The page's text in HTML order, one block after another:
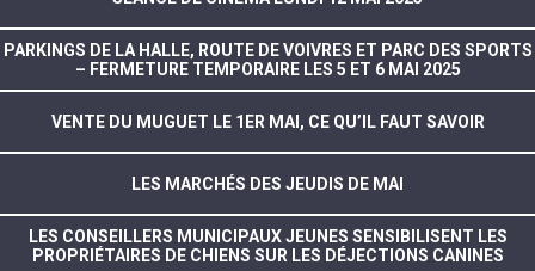
PARKINGS DE LA HALLE, ROUTE DE VOIVRES ET PARC DES SPORTS
– FERMETURE TEMPORAIRE LES 5 ET 6 MAI 2025
VENTE DU MUGUET LE 1ER MAI, CE QU’IL FAUT SAVOIR
LES MARCHÉS DES JEUDIS DE MAI
LES CONSEILLERS MUNICIPAUX JEUNES SENSIBILISENT LES
PROPRIÉTAIRES DE CHIENS SUR LES DÉJECTIONS CANINES